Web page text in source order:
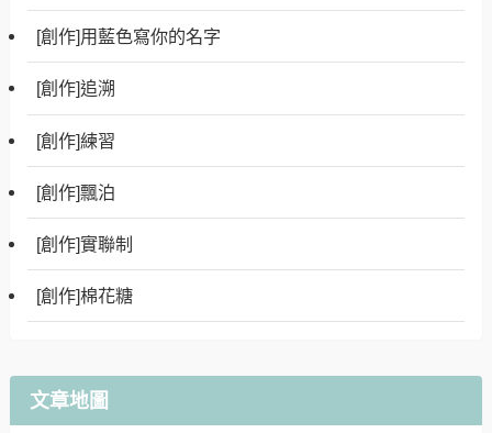
[創作]用藍色寫你的名字
[創作]追溯
[創作]練習
[創作]飄泊
[創作]實聯制
[創作]棉花糖
文章地圖